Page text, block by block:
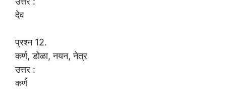
देव
प्रश्न 12.
कर्ण, डोळा, नयन, नेत्र
उत्तर :
कर्ण